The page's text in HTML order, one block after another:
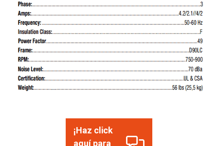
¡Haz click
aquí para